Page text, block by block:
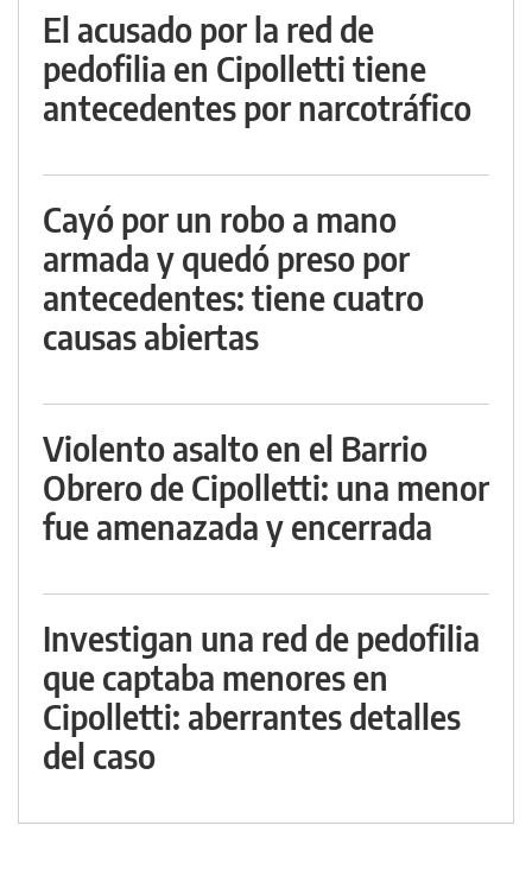
El acusado por la red de
pedofilia en Cipolletti tiene
antecedentes por narcotráfico
Cayó por un robo a mano
armada y quedó preso por
antecedentes: tiene cuatro
causas abiertas
Violento asalto en el Barrio
Obrero de Cipolletti: una menor
fue amenazada y encerrada
Investigan una red de pedofilia
que captaba menores en
Cipolletti: aberrantes detalles
del caso